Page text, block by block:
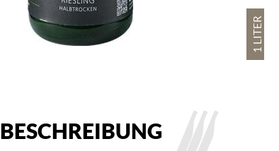
1 LITER
BESCHREIBUNG